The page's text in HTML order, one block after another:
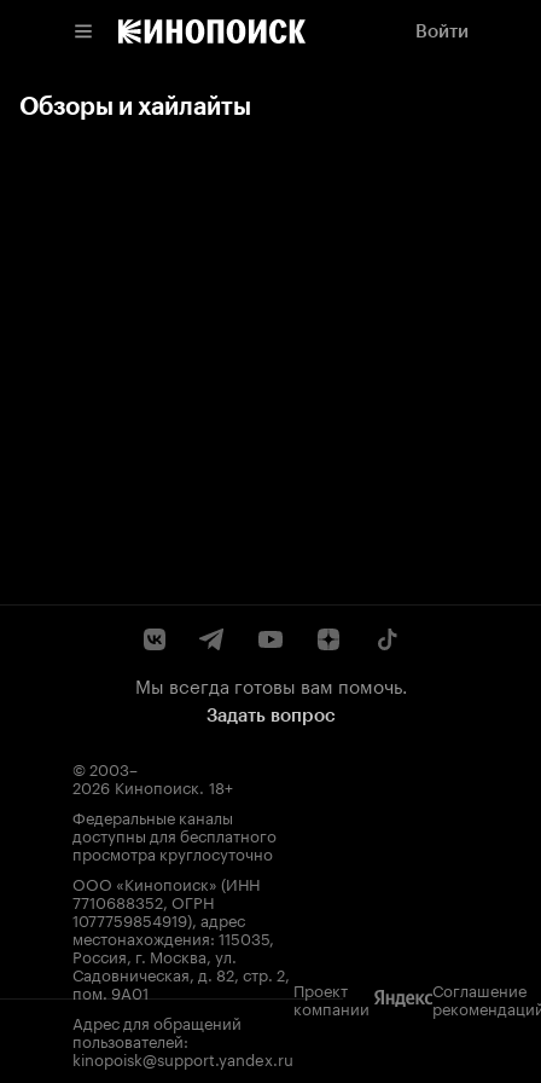
Войти
Обзоры и хайлайты
Мы всегда готовы вам помочь.
Задать вопрос
© 2003–
2026 Кинопоиск. 18+
Федеральные каналы
доступны для бесплатного
просмотра круглосуточно
ООО «Кинопоиск» (ИНН
7710688352, ОГРН
1077759854919), адрес
местонахождения: 115035,
Россия, г. Москва, ул.
Садовническая, д. 82, стр. 2,
пом. 9А01
Адрес для обращений
пользователей:
kinopoisk@support.yandex.ru
Проект
компании
Соглашение